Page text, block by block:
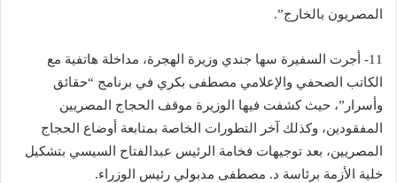
المصريون بالخارج”.
11- أجرت السفيرة سها جندي وزيرة الهجرة، مداخلة هاتفية مع
الكاتب الصحفي والإعلامي مصطفى بكري في برنامج “حقائق
وأسرار”، حيث كشفت فيها الوزيرة موقف الحجاج المصريين
المفقودين، وكذلك آخر التطورات الخاصة بمتابعة أوضاع الحجاج
المصريين، بعد توجيهات فخامة الرئيس عبدالفتاح السيسي بتشكيل
خلية الأزمة برئاسة د. مصطفى مدبولي رئيس الوزراء.